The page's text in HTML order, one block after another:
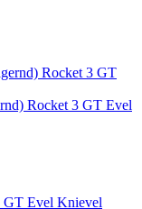
Rocket 3 GT Evel